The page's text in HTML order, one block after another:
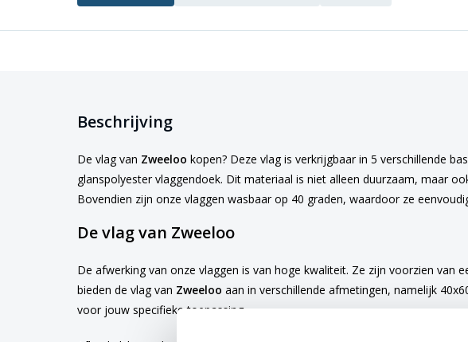
Beschrijving
De vlag van Zweeloo kopen? Deze vlag is verkrijgbaar in 5 verschillende
glanspolyester vlaggendoek. Dit materiaal is niet alleen duurzaam, maar
Bovendien zijn onze vlaggen wasbaar op 40 graden, waardoor ze
De vlag van Zweeloo
De afwerking van onze vlaggen is van hoge kwaliteit. Ze zijn voorzien van
bieden de vlag van Zweeloo aan in verschillende afmetingen, namelijk
voor jouw specifieke toepassing